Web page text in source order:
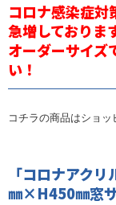
コロナ感染症対
急増しておりま
オーダーサイズ
い！
コチラの商品はショッ
「コロナアク
㎜×H450㎜窓